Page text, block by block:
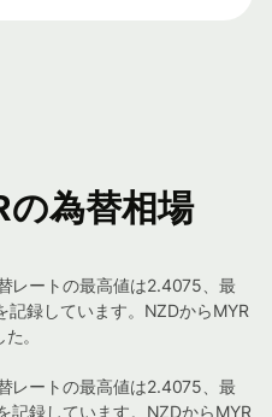
の為替相場
レートの最高値は2.4075、最
録しています。NZDからMYR
。
レートの最高値は2.4075、最
録しています。NZDからMYR